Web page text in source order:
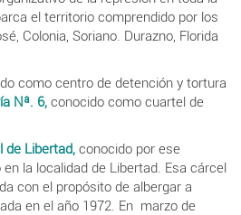
el territorio comprendido por los
Colonia, Soriano. Durazno, Florida
como centro de detención y tortura
Nª. 6, conocido como cuartel de
de Libertad, conocido por ese
la localidad de Libertad. Esa cárcel
con el propósito de albergar a
en el año 1972. En marzo de